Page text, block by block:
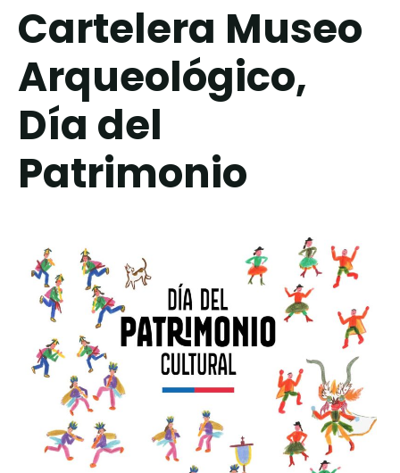
Cartelera Museo
Arqueológico,
Día del
Patrimonio